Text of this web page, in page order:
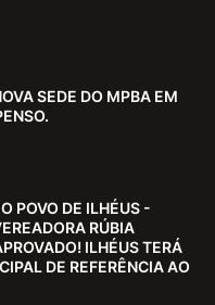
SEDE DO MPBA EM
POVO DE ILHÉUS -
RÚBIA
ILHÉUS TERÁ
DE REFERÊNCIA AO